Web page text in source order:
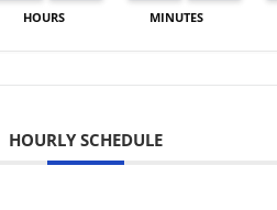
HOURS MINUTES
HOURLY SCHEDULE